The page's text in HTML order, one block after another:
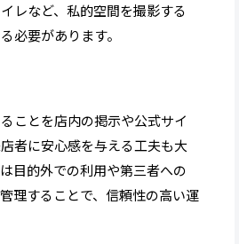
レなど、私的空間を撮影する
必要があります。
ことを店内の掲示や公式サイ
者に安心感を与える工夫も大
目的外での利用や第三者への
理することで、信頼性の高い運